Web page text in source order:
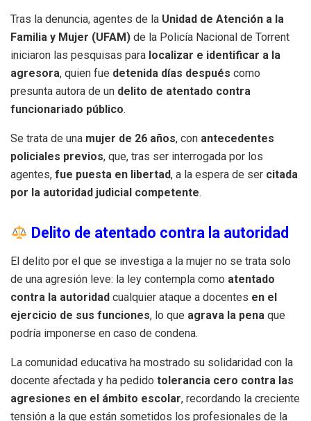
Tras la denuncia, agentes de la Unidad de Atención a la
Familia y Mujer (UFAM) de la Policía Nacional de Torrent
iniciaron las pesquisas para localizar e identificar a la
agresora, quien fue detenida días después como
presunta autora de un delito de atentado contra
funcionariado público.
Se trata de una mujer de 26 años, con antecedentes
policiales previos, que, tras ser interrogada por los
agentes, fue puesta en libertad, a la espera de ser citada
por la autoridad judicial competente.
Delito de atentado contra la autoridad
El delito por el que se investiga a la mujer no se trata solo
de una agresión leve: la ley contempla como atentado
contra la autoridad cualquier ataque a docentes en el
ejercicio de sus funciones, lo que agrava la pena que
podría imponerse en caso de condena.
La comunidad educativa ha mostrado su solidaridad con la
docente afectada y ha pedido tolerancia cero contra las
agresiones en el ámbito escolar, recordando la creciente
tensión a la que están sometidos los profesionales de la